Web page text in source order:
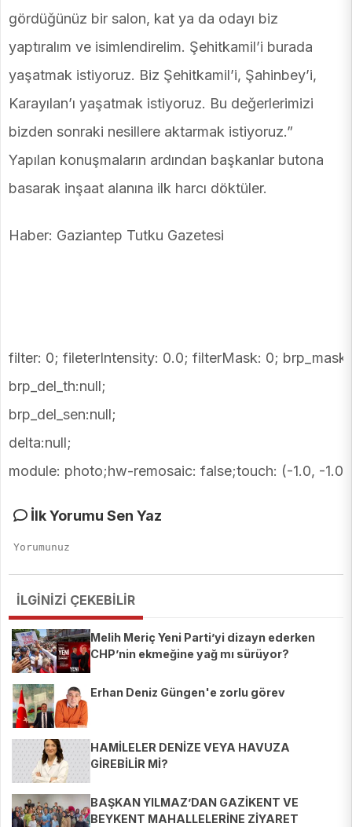
gördüğünüz bir salon, kat ya da odayı biz
yaptıralım ve isimlendirelim. Şehitkamil’i burada
yaşatmak istiyoruz. Biz Şehitkamil’i, Şahinbey’i,
Karayılan’ı yaşatmak istiyoruz. Bu değerlerimizi
bizden sonraki nesillere aktarmak istiyoruz.”
Yapılan konuşmaların ardından başkanlar butona
basarak inşaat alanına ilk harcı döktüler.
Haber: Gaziantep Tutku Gazetesi
filter: 0; fileterIntensity: 0.0; filterMask: 0;
brp_del_th:null;
brp_del_sen:null;
delta:null;
module: photo;hw-remosaic: false;touch: (-1.0, -
İlk Yorumu Sen Yaz
İLGİNİZİ ÇEKEBİLİR
Melih Meriç Yeni Parti’yi dizayn ederken
CHP’nin ekmeğine yağ mı sürüyor?
Erhan Deniz Güngen'e zorlu görev
HAMİLELER DENİZE VEYA HAVUZA
GİREBİLİR Mİ?
BAŞKAN YILMAZ’DAN GAZİKENT VE
BEYKENT MAHALLELERİNE ZİYARET